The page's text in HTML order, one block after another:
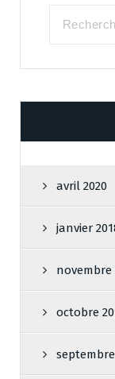
avril 2020
janvier
novembre
octobre
septembre